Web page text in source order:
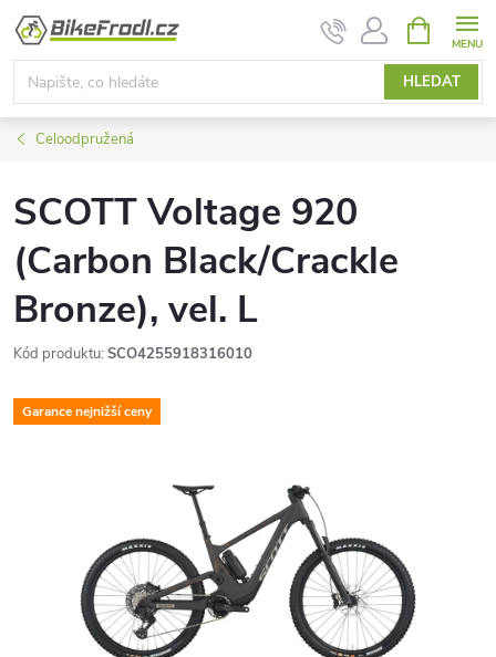
Přejít
obsah
HLEDAT
NÁKUPNÍ
KOŠÍK
Celoodpružená
SCOTT Voltage 920
(Carbon Black/Crackle
Bronze), vel. L
Kód produktu: SCO4255918316010
Garance nejnižší ceny